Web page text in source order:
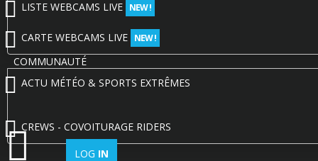
LISTE WEBCAMS LIVE NEW !
CARTE WEBCAMS LIVE NEW !
COMMUNAUTÉ
ACTU MÉTÉO & SPORTS EXTRÊMES
CREWS - COVOITURAGE RIDERS
LOG IN